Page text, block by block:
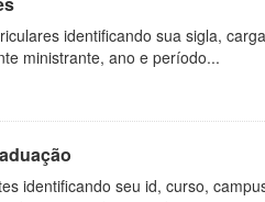
identificando sua sigla,
ministrante, ano e período...
identificando seu id, curso,